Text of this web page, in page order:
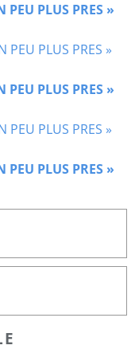
PEU PLUS PRES »
PEU PLUS PRES »
PEU PLUS PRES »